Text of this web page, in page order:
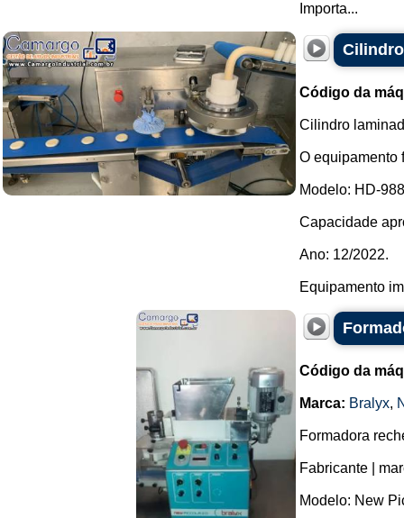
Importa...
Código da
Cilindro
O equipamento
Modelo: HD-
Capacidade
Ano: 12/2022.
Equipamento
Código da
Marca: Bralyx,
Formadora
Fabricante |
Modelo: New